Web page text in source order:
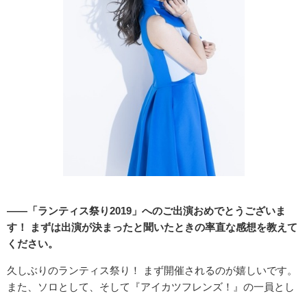
――「ランティス祭り2019」へのご出演おめでとうございま
す！ まずは出演が決まったと聞いたときの率直な感想を教えて
ください。
久しぶりのランティス祭り！ まず開催されるのが嬉しいです。
また、ソロとして、そして『アイカツフレンズ！』の一員とし